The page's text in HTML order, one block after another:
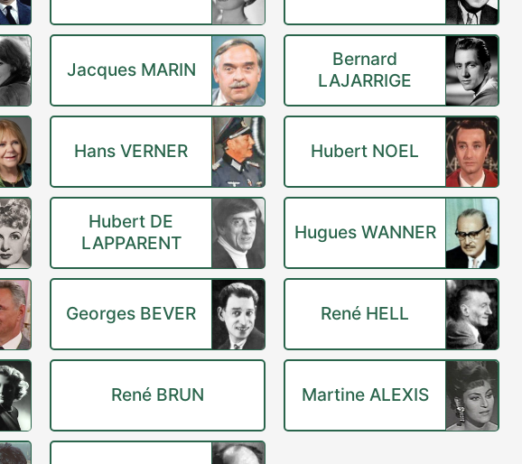
Jacques MARIN
Bernard
LAJARRIGE
Hans VERNER Hubert NOEL
Hubert DE
LAPPARENT
Hugues WANNER
Georges BEVER René HELL
René BRUN Martine ALEXIS